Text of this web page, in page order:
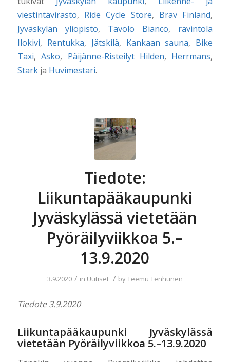
viestintävirasto, Ride Cycle Store, Brav Finland,
Jyväskylän yliopisto, Tavolo Bianco, ravintola
Ilokivi, Rentukka, Jätskilä, Kankaan sauna, Bike
Taxi,Asko, Päijänne-Risteilyt Hilden, Herrmans,
Starkja Huvimestari.
Tiedote:
Liikuntapääkaupunki
Jyväskylässä vietetään
Pyöräilyviikkoa 5.–
13.9.2020
3.9.2020 / in Uutiset / byTeemu Tenhunen
Tiedote 3.9.2020
Liikuntapääkaupunki Jyväskylässä
vietetään Pyöräilyviikkoa 5.–13.9.2020